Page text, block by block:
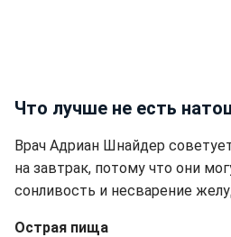
Что лучше не есть
Врач Адриан Шнайдер
на завтрак, потому что они
сонливость и несварение
Острая пища